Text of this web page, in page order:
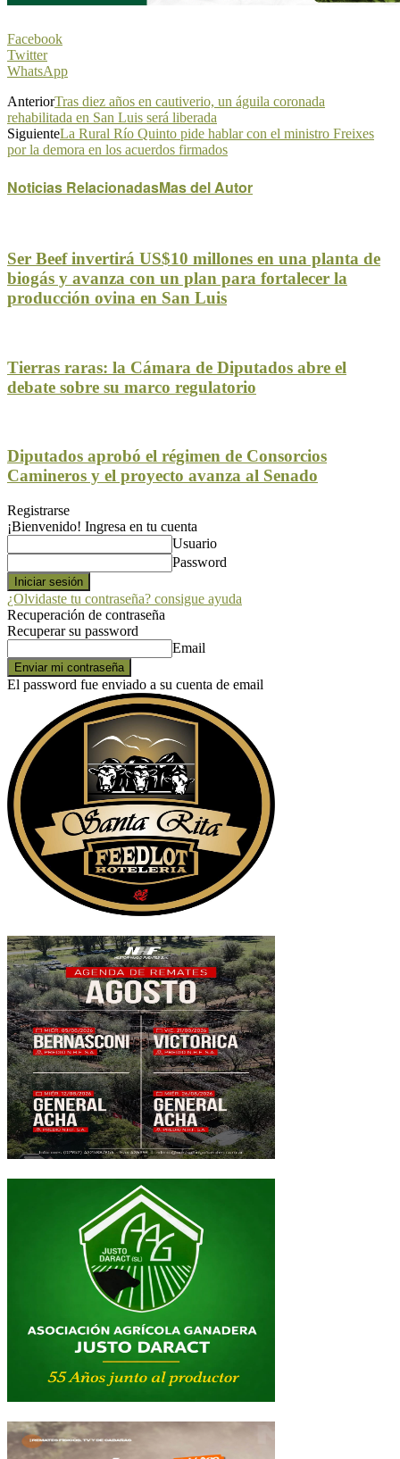
Facebook
Twitter
WhatsApp
AnteriorTras diez años en cautiverio, un águila coronada
rehabilitada en San Luis será liberada
SiguienteLa Rural Río Quinto pide hablar con el ministro Freixes
por la demora en los acuerdos firmados
Noticias RelacionadasMas del Autor
Ser Beef invertirá US$10 millones en una planta de
biogás y avanza con un plan para fortalecer la
producción ovina en San Luis
Tierras raras: la Cámara de Diputados abre el
debate sobre su marco regulatorio
Diputados aprobó el régimen de Consorcios
Camineros y el proyecto avanza al Senado
Registrarse
¡Bienvenido! Ingresa en tu cuenta
Usuario
Password
¿Olvidaste tu contraseña? consigue ayuda
Recuperación de contraseña
Recuperar su password
Email
El password fue enviado a su cuenta de email